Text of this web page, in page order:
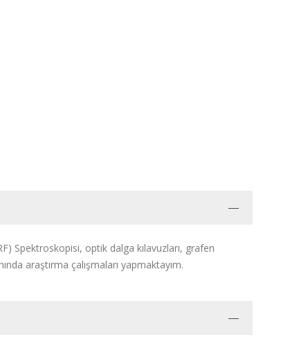
Spektroskopisi, optik dalga kılavuzları, grafen
araştırma çalışmaları yapmaktayım.